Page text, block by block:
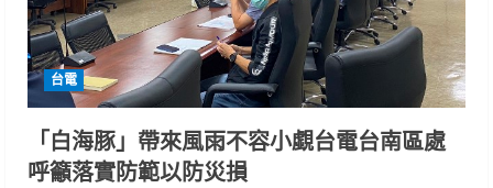
台電
「白海豚」帶來風雨不容小覷台電台南區處
呼籲落實防範以防災損